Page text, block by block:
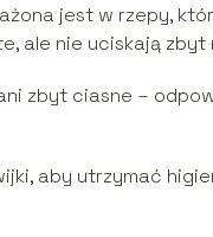
jest w rzepy,
ale nie uciskają zbyt
zbyt ciasne –
aby utrzymać